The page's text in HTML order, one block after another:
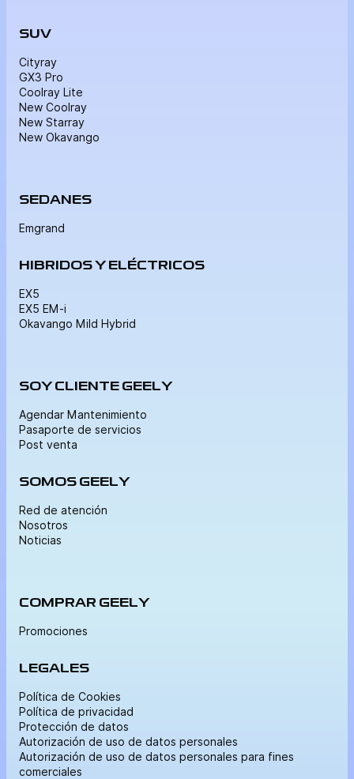
SUV
Cityray
GX3 Pro
Coolray Lite
New Coolray
New Starray
New Okavango
SEDANES
Emgrand
HIBRIDOS Y ELÉCTRICOS
EX5
EX5 EM-i
Okavango Mild Hybrid
SOY CLIENTE GEELY
Agendar Mantenimiento
Pasaporte de servicios
Post venta
SOMOS GEELY
Red de atención
Nosotros
Noticias
COMPRAR GEELY
Promociones
LEGALES
Política de Cookies
Política de privacidad
Protección de datos
Autorización de uso de datos personales
Autorización de uso de datos personales para fines
comerciales